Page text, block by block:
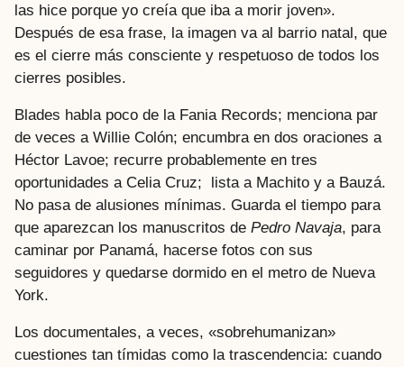
las hice porque yo creía que iba a morir joven».
Después de esa frase, la imagen va al barrio natal, que
es el cierre más consciente y respetuoso de todos los
cierres posibles.
Blades habla poco de la Fania Records; menciona par
de veces a Willie Colón; encumbra en dos oraciones a
Héctor Lavoe; recurre probablemente en tres
oportunidades a Celia Cruz; lista a Machito y a Bauzá.
No pasa de alusiones mínimas. Guarda el tiempo para
que aparezcan los manuscritos de Pedro Navaja, para
caminar por Panamá, hacerse fotos con sus
seguidores y quedarse dormido en el metro de Nueva
York.
Los documentales, a veces, «sobrehumanizan»
cuestiones tan tímidas como la trascendencia: cuando